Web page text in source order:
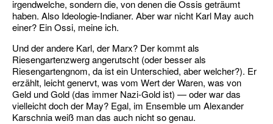
irgendwelche, sondern die, von denen die Ossis geträumt
haben. Also Ideologie-Indianer. Aber war nicht Karl May auch
einer? Ein Ossi, meine ich.
Und der andere Karl, der Marx? Der kommt als
Riesengartenzwerg angerutscht (oder besser als
Riesengartengnom, da ist ein Unterschied, aber welcher?). Er
erzählt, leicht genervt, was vom Wert der Waren, was von
Geld und Gold (das immer Nazi-Gold ist) — oder war das
vielleicht doch der May? Egal, im Ensemble um Alexander
Karschnia weiß man das auch nicht so genau.